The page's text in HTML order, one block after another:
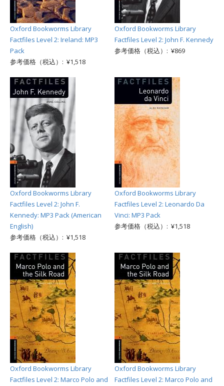
Oxford Bookworms Library
Factfiles Level 2: Ireland: MP3
Pack
参考価格（税込）: ¥1,518
Oxford Bookworms Library
Factfiles Level 2: John F. Kennedy
参考価格（税込）: ¥869
Oxford Bookworms Library
Factfiles Level 2: John F.
Kennedy: MP3 Pack (American
English)
参考価格（税込）: ¥1,518
Oxford Bookworms Library
Factfiles Level 2: Leonardo Da
Vinci: MP3 Pack
参考価格（税込）: ¥1,518
Oxford Bookworms Library
Factfiles Level 2: Marco Polo and
Oxford Bookworms Library
Factfiles Level 2: Marco Polo and